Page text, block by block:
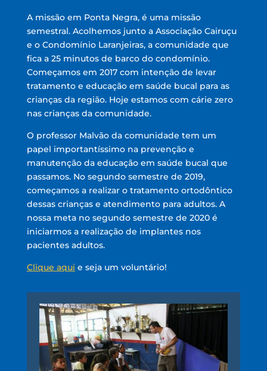
A missão em Ponta Negra, é uma missão
semestral. Acolhemos junto a Associação Cairuçu
e o Condomínio Laranjeiras, a comunidade que
fica a 25 minutos de barco do condomínio.
Começamos em 2017 com intenção de levar
tratamento e educação em saúde bucal para as
crianças da região. Hoje estamos com cárie zero
nas crianças da comunidade.
O professor Malvão da comunidade tem um
papel importantíssimo na prevenção e
manutenção da educação em saúde bucal que
passamos. No segundo semestre de 2019,
começamos a realizar o tratamento ortodôntico
dessas crianças e atendimento para adultos. A
nossa meta no segundo semestre de 2020 é
iniciarmos a realização de implantes nos
pacientes adultos.
Clique aqui e seja um voluntário!